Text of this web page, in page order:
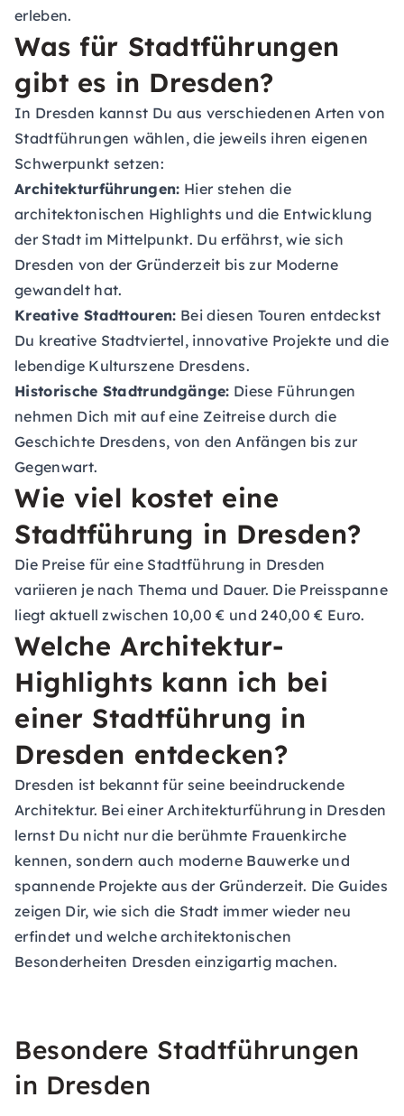
erleben.
Was für Stadtführungen
gibt es in Dresden?
In Dresden kannst Du aus verschiedenen Arten von
Stadtführungen wählen, die jeweils ihren eigenen
Schwerpunkt setzen:
Architekturführungen: Hier stehen die
architektonischen Highlights und die Entwicklung
der Stadt im Mittelpunkt. Du erfährst, wie sich
Dresden von der Gründerzeit bis zur Moderne
gewandelt hat.
Kreative Stadttouren: Bei diesen Touren entdeckst
Du kreative Stadtviertel, innovative Projekte und die
lebendige Kulturszene Dresdens.
Historische Stadtrundgänge: Diese Führungen
nehmen Dich mit auf eine Zeitreise durch die
Geschichte Dresdens, von den Anfängen bis zur
Gegenwart.
Wie viel kostet eine
Stadtführung in Dresden?
Die Preise für eine Stadtführung in Dresden
variieren je nach Thema und Dauer. Die Preisspanne
liegt aktuell zwischen 10,00 € und 240,00 € Euro.
Welche Architektur-
Highlights kann ich bei
einer Stadtführung in
Dresden entdecken?
Dresden ist bekannt für seine beeindruckende
Architektur. Bei einer Architekturführung in Dresden
lernst Du nicht nur die berühmte Frauenkirche
kennen, sondern auch moderne Bauwerke und
spannende Projekte aus der Gründerzeit. Die Guides
zeigen Dir, wie sich die Stadt immer wieder neu
erfindet und welche architektonischen
Besonderheiten Dresden einzigartig machen.
Besondere Stadtführungen
in Dresden